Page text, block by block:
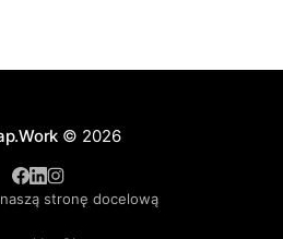
© 2026
stronę docelową